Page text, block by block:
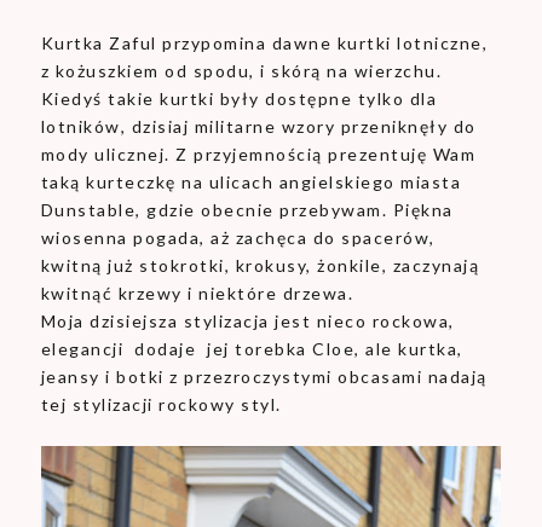
Kurtka Zaful przypomina dawne kurtki lotniczne,
z kożuszkiem od spodu, i skórą na wierzchu.
Kiedyś takie kurtki były dostępne tylko dla
lotników, dzisiaj militarne wzory przeniknęły do
mody ulicznej. Z przyjemnością prezentuję Wam
taką kurteczkę na ulicach angielskiego miasta
Dunstable, gdzie obecnie przebywam. Piękna
wiosenna pogada, aż zachęca do spacerów,
kwitną już stokrotki, krokusy, żonkile, zaczynają
kwitnąć krzewy i niektóre drzewa.
Moja dzisiejsza stylizacja jest nieco rockowa,
elegancji dodaje jej torebka Cloe, ale kurtka,
jeansy i botki z przezroczystymi obcasami nadają
tej stylizacji rockowy styl.